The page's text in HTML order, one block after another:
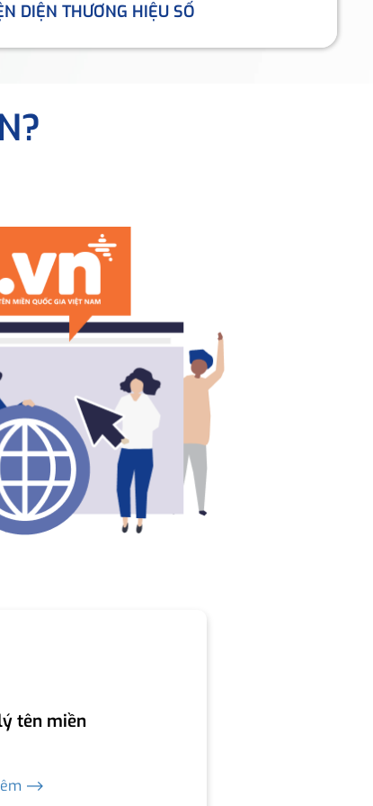
DIỆN THƯƠNG HIỆU SỐ
tên miền
⟶